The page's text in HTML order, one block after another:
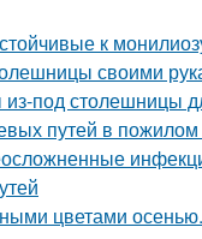
к
своими
под столешницы
путей в пожилом
цветами